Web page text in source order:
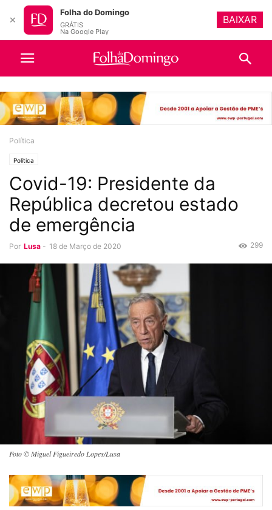
Política
Política
Covid-19: Presidente da
República decretou estado
de emergência
Por Lusa - 18 de Março de 2020 299
Foto © Miguel Figueiredo Lopes/Lusa
✕
Folha do Domingo
GRÁTIS
Na Google Play
BAIXAR